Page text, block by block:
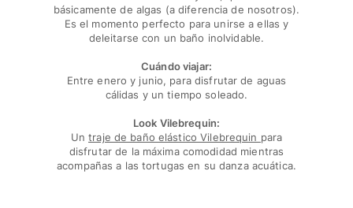
básicamente de algas (a diferencia de nosotros).
Es el momento perfecto para unirse a ellas y
deleitarse con un baño inolvidable.
Cuándo viajar:
Entre enero y junio, para disfrutar de aguas
cálidas y un tiempo soleado.
Look Vilebrequin:
Untraje de baño elástico Vilebrequin para
disfrutar de la máxima comodidad mientras
acompañas a las tortugas en su danza acuática.